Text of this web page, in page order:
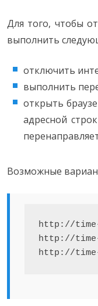
Для того, чтобы
выполнить
отключить
выполнить
открыть
адресной
Возможные
http://
http://time-
http://time-